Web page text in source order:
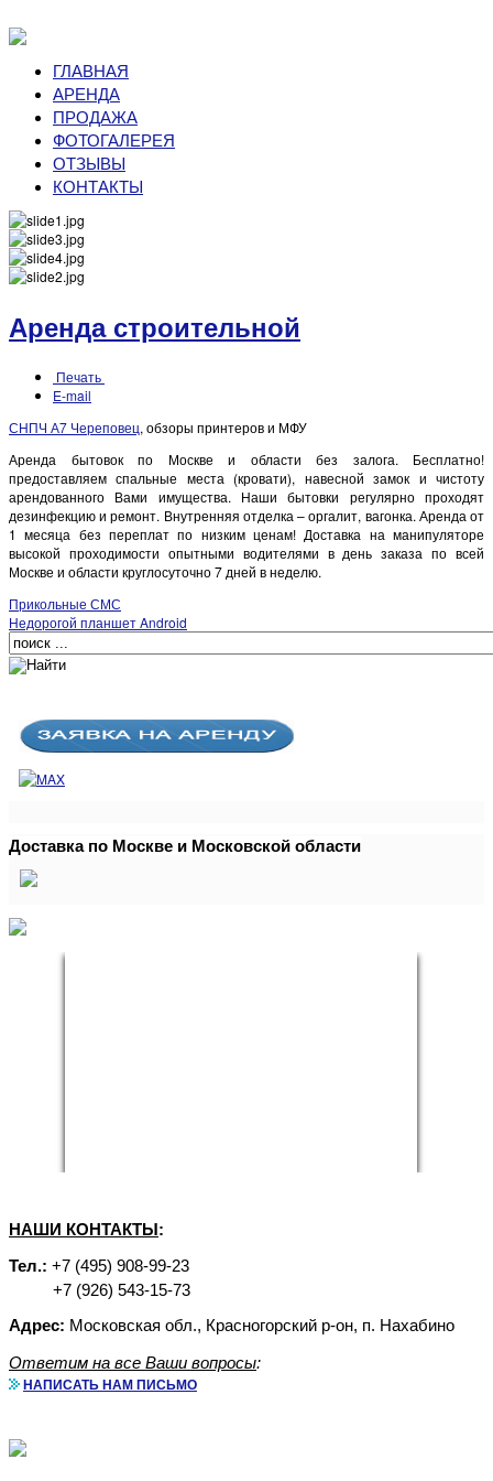
ГЛАВНАЯ
АРЕНДА
ПРОДАЖА
ФОТОГАЛЕРЕЯ
ОТЗЫВЫ
КОНТАКТЫ
Аренда строительной
Печать
E-mail
СНПЧ А7 Череповец, обзоры принтеров и МФУ
Аренда бытовок по Москве и области без залога. Бесплатно!
предоставляем спальные места (кровати), навесной замок и чистоту
арендованного Вами имущества. Наши бытовки регулярно проходят
дезинфекцию и ремонт. Внутренняя отделка – оргалит, вагонка. Аренда от
1 месяца без переплат по низким ценам! Доставка на манипуляторе
высокой проходимости опытными водителями в день заказа по всей
Москве и области круглосуточно 7 дней в неделю.
Прикольные СМС
Недорогой планшет Android
Доставка по Москве и Московской области
НАШИ КОНТАКТЫ:
Тел.: +7 (495) 908-99-23
+7 (926) 543-15-73
Адрес: Московская обл., Красногорский р-он, п. Нахабино
Ответим на все Ваши вопросы:
НАПИСАТЬ НАМ ПИСЬМО